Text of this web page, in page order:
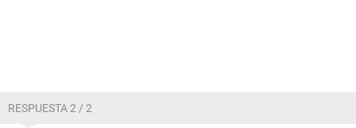
RESPUESTA 2 / 2